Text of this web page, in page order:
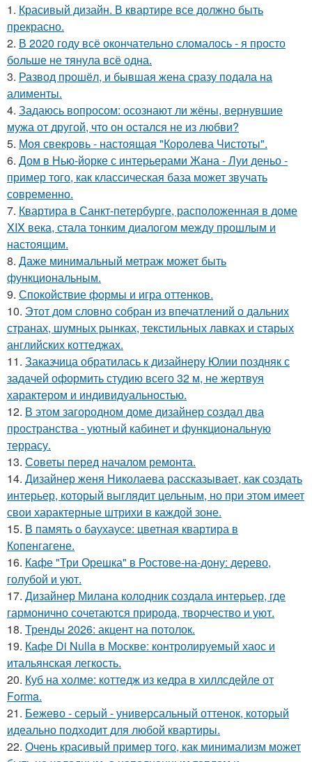
1. Красивый дизайн. В квартире все должно быть
прекрасно.
2. В 2020 году всё окончательно сломалось - я просто
больше не тянула всё одна.
3. Развод прошёл, и бывшая жена сразу подала на
алименты.
4. Задаюсь вопросом: осознают ли жёны, вернувшие
мужа от другой, что он остался не из любви?
5. Моя свекровь - настоящая "Королева Чистоты".
6. Дом в Нью-йорке с интерьерами Жана - Луи деньо -
пример того, как классическая база может звучать
современно.
7. Квартира в Санкт-петербурге, расположенная в доме
XIX века, стала тонким диалогом между прошлым и
настоящим.
8. Даже минимальный метраж может быть
функциональным.
9. Спокойствие формы и игра оттенков.
10. Этот дом словно собран из впечатлений о дальних
странах, шумных рынках, текстильных лавках и старых
английских коттеджах.
11. Заказчица обратилась к дизайнеру Юлии поздняк с
задачей оформить студию всего 32 м, не жертвуя
характером и индивидуальностью.
12. В этом загородном доме дизайнер создал два
пространства - уютный кабинет и функциональную
террасу.
13. Советы перед началом ремонта.
14. Дизайнер женя Николаева рассказывает, как создать
интерьер, который выглядит цельным, но при этом имеет
свои характерные штрихи в каждой зоне.
15. В память о баухаусе: цветная квартира в
Копенгагене.
16. Кафе "Три Орешка" в Ростове-на-дону: дерево,
голубой и уют.
17. Дизайнер Милана колодник создала интерьер, где
гармонично сочетаются природа, творчество и уют.
18. Тренды 2026: акцент на потолок.
19. Кафе Di Nulla в Москве: контролируемый хаос и
итальянская легкость.
20. Куб на холме: коттедж из кедра в хиллсдейле от
Forma.
21. Бежево - серый - универсальный оттенок, который
идеально подходит для любой квартиры.
22. Очень красивый пример того, как минимализм может